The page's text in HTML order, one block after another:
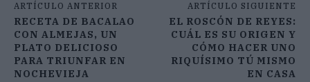
ARTÍCULO ANTERIOR
RECETA DE BACALAO
CON ALMEJAS, UN
PLATO DELICIOSO
PARA TRIUNFAR EN
NOCHEVIEJA
ARTÍCULO SIGUIENTE
EL ROSCÓN DE REYES:
CUÁL ES SU ORIGEN Y
CÓMO HACER UNO
RIQUÍSIMO TÚ MISMO
EN CASA